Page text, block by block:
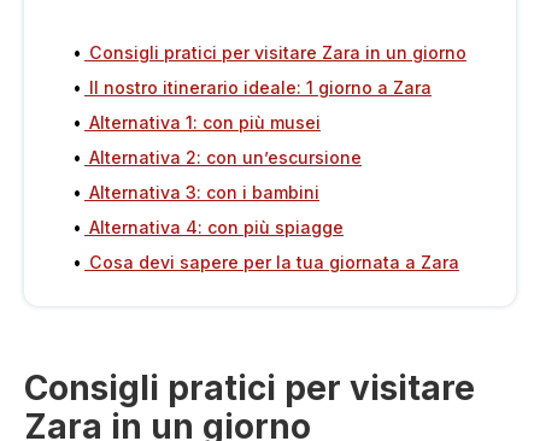
Consigli pratici per visitare Zara in un giorno
Il nostro itinerario ideale: 1 giorno a Zara
Alternativa 1: con più musei
Alternativa 2: con un’escursione
Alternativa 3: con i bambini
Alternativa 4: con più spiagge
Cosa devi sapere per la tua giornata a Zara
Consigli pratici per visitare
Zara in un giorno